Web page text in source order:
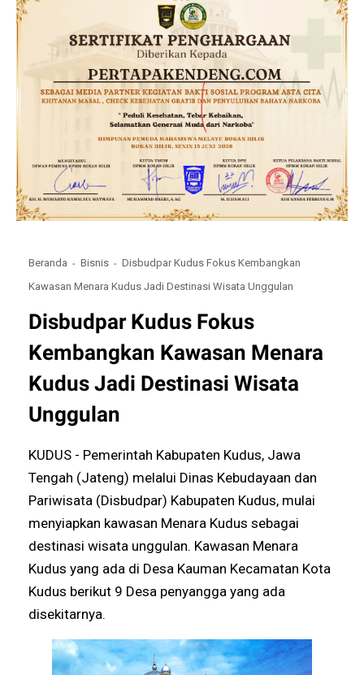
Beranda Bisnis
Disbudpar Kudus Fokus Kembangkan
Kawasan Menara Kudus Jadi Destinasi Wisata Unggulan
Disbudpar Kudus Fokus
Kembangkan Kawasan Menara
Kudus Jadi Destinasi Wisata
Unggulan
KUDUS - Pemerintah Kabupaten Kudus, Jawa
Tengah (Jateng) melalui Dinas Kebudayaan dan
Pariwisata (Disbudpar) Kabupaten Kudus, mulai
menyiapkan kawasan Menara Kudus sebagai
destinasi wisata unggulan. Kawasan Menara
Kudus yang ada di Desa Kauman Kecamatan Kota
Kudus berikut 9 Desa penyangga yang ada
disekitarnya.